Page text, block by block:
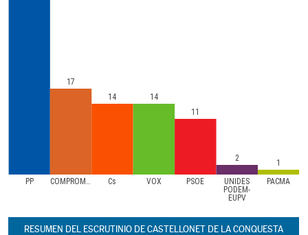
PP COMPROMíS Cs VOX PSOE
UNIDES
PODEM-
EUPV
PACMA
17
14
14
11
2 1
RESUMEN DEL ESCRUTINIO DE CASTELLONET DE LA CONQUESTA